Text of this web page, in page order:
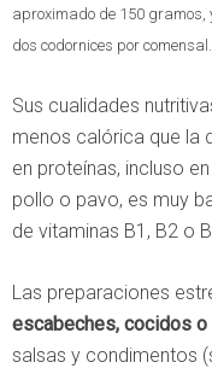
aproximado de 150
dos codornices por comensal.
Sus cualidades
menos calórica que la
en proteínas, incluso
pollo o pavo, es muy
de vitaminas B1, B2 o
Las preparaciones
escabeches, cocidos
salsas y condimentos